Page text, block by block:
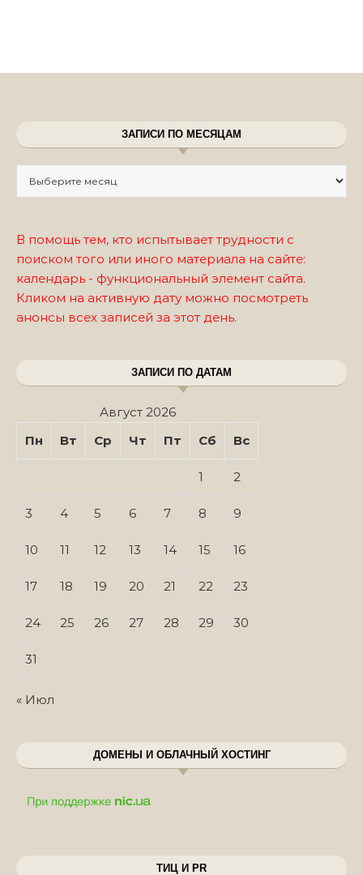
ЗАПИСИ ПО МЕСЯЦАМ
В помощь тем, кто испытывает трудности с
поиском того или иного материала на сайте:
календарь - функциональный элемент сайта.
Кликом на активную дату можно посмотреть
анонсы всех записей за этот день.
ЗАПИСИ ПО ДАТАМ
Август 2026
Пн
Вт Ср Чт Пт Сб Вс
1 2
3 4 5 6 7 8 9
10 11 12 13 14 15 16
17 18 19 20 21 22 23
24 25 26 27 28 29 30
31
« Июл
ДОМЕНЫ И ОБЛАЧНЫЙ ХОСТИНГ
ТИЦ И PR